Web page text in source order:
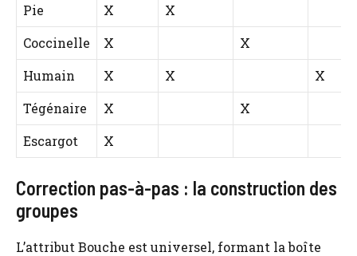
Pie X
X
Coccinelle
X
X
Humain
X X
X
Tégénaire
X
X
Escargot
X
Correction pas-à-pas : la construction des
groupes
L’attribut Bouche est universel, formant la boîte